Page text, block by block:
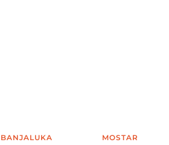
BANJALUKA MOSTAR